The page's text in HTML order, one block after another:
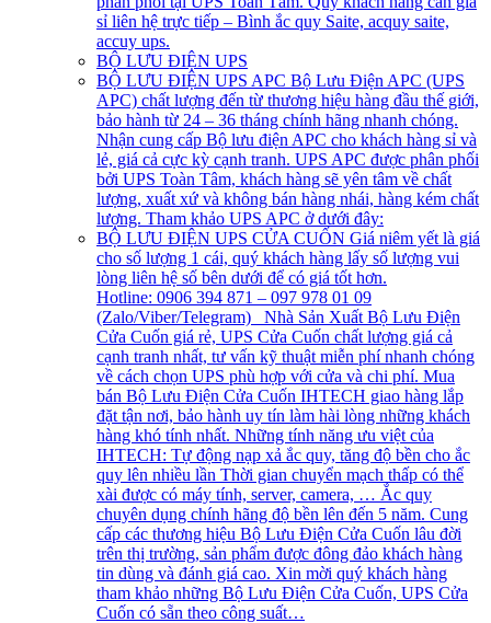
sỉ liên hệ trực tiếp – Bình ắc quy Saite, acquy saite,
accuy ups.
BỘ LƯU ĐIỆN UPS
BỘ LƯU ĐIỆN UPS APC Bộ Lưu Điện APC (UPS
APC) chất lượng đến từ thương hiệu hàng đầu thế giới,
bảo hành từ 24 – 36 tháng chính hãng nhanh chóng.
Nhận cung cấp Bộ lưu điện APC cho khách hàng sỉ và
lẻ, giá cả cực kỳ cạnh tranh. UPS APC được phân phối
bởi UPS Toàn Tâm, khách hàng sẽ yên tâm về chất
lượng, xuất xứ và không bán hàng nhái, hàng kém chất
lượng. Tham khảo UPS APC ở dưới đây:
BỘ LƯU ĐIỆN UPS CỬA CUỐN Giá niêm yết là giá
cho số lượng 1 cái, quý khách hàng lấy số lượng vui
lòng liên hệ số bên dưới để có giá tốt hơn.
Hotline: 0906 394 871 – 097 978 01 09
(Zalo/Viber/Telegram) Nhà Sản Xuất Bộ Lưu Điện
Cửa Cuốn giá rẻ, UPS Cửa Cuốn chất lượng giá cả
cạnh tranh nhất, tư vấn kỹ thuật miễn phí nhanh chóng
về cách chọn UPS phù hợp với cửa và chi phí. Mua
bán Bộ Lưu Điện Cửa Cuốn IHTECH giao hàng lắp
đặt tận nơi, bảo hành uy tín làm hài lòng những khách
hàng khó tính nhất. Những tính năng ưu việt của
IHTECH: Tự động nạp xả ắc quy, tăng độ bền cho ắc
quy lên nhiều lần Thời gian chuyển mạch thấp có thể
xài được có máy tính, server, camera, … Ắc quy
chuyên dụng chính hãng độ bền lên đến 5 năm. Cung
cấp các thương hiệu Bộ Lưu Điện Cửa Cuốn lâu đời
trên thị trường, sản phẩm được đông đảo khách hàng
tin dùng và đánh giá cao. Xin mời quý khách hàng
tham khảo những Bộ Lưu Điện Cửa Cuốn, UPS Cửa
Cuốn có sẵn theo công suất…